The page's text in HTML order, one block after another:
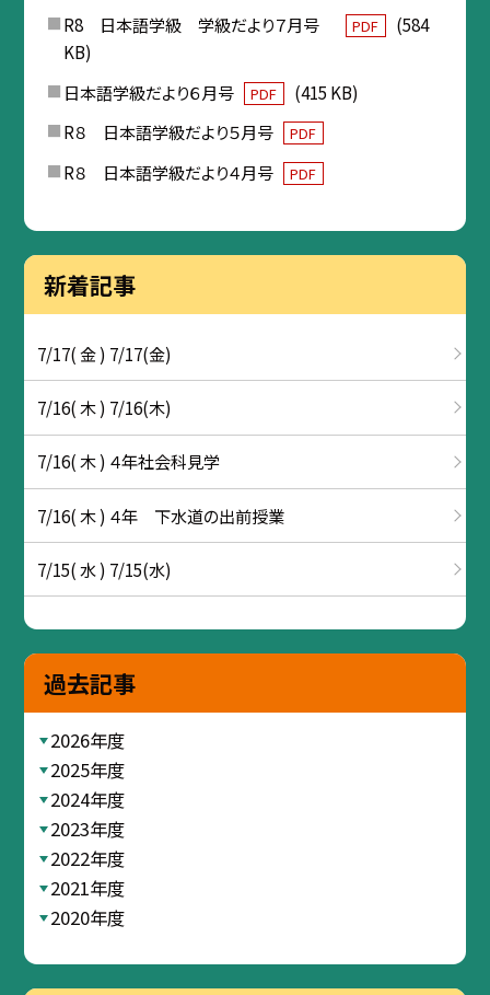
R8 日本語学級 学級だより７月号 PDF
(584
KB)
日本語学級だより６月号
PDF
(415 KB)
R８ 日本語学級だより５月号
PDF
R８ 日本語学級だより４月号 PDF
新着記事
7/17( 金 ) 7/17(金)
7/16( 木 ) 7/16(木)
7/16( 木 ) ４年社会科見学
7/16( 木 ) ４年 下水道の出前授業
7/15( 水 ) 7/15(水)
過去記事
2026年度
2025年度
2024年度
2023年度
2022年度
2021年度
2020年度